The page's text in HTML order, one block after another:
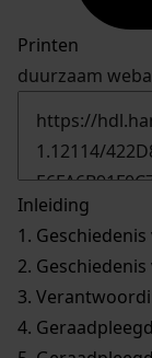
Printen
duurzaam
Inleiding
1.
2.
3.
4.